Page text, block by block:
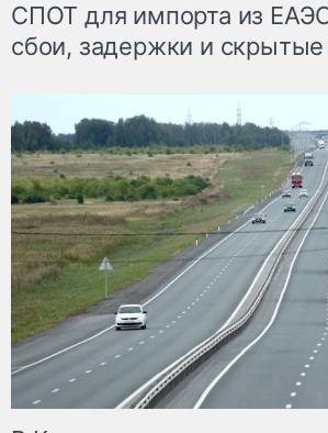
СПОТ для импорта из
сбои, задержки и